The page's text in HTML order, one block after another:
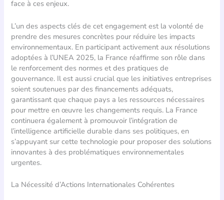
face à ces enjeux.
L’un des aspects clés de cet engagement est la volonté de
prendre des mesures concrètes pour réduire les impacts
environnementaux. En participant activement aux résolutions
adoptées à l’UNEA 2025, la France réaffirme son rôle dans
le renforcement des normes et des pratiques de
gouvernance. Il est aussi crucial que les initiatives entreprises
soient soutenues par des financements adéquats,
garantissant que chaque pays a les ressources nécessaires
pour mettre en œuvre les changements requis. La France
continuera également à promouvoir l’intégration de
l’intelligence artificielle durable dans ses politiques, en
s’appuyant sur cette technologie pour proposer des solutions
innovantes à des problématiques environnementales
urgentes.
La Nécessité d’Actions Internationales Cohérentes